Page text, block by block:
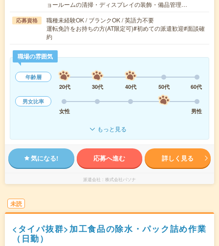
ョールームの清掃・ディスプレイの装飾・備品管理…
応募資格
職種未経験OK / ブランクOK / 英語力不要
運転免許をお持ちの方(AT限定可)#初めての派遣歓迎#面談確
約
職場の雰囲気
年齢層
20代
30代 40代 50代
60代
男女比率
女性
男性
もっと見る
気になる! 応募へ進む 詳しく見る
派遣会社 株式会社パソナ
未読
<タイパ抜群>加工食品の除水・パック詰め作業
（日勤）